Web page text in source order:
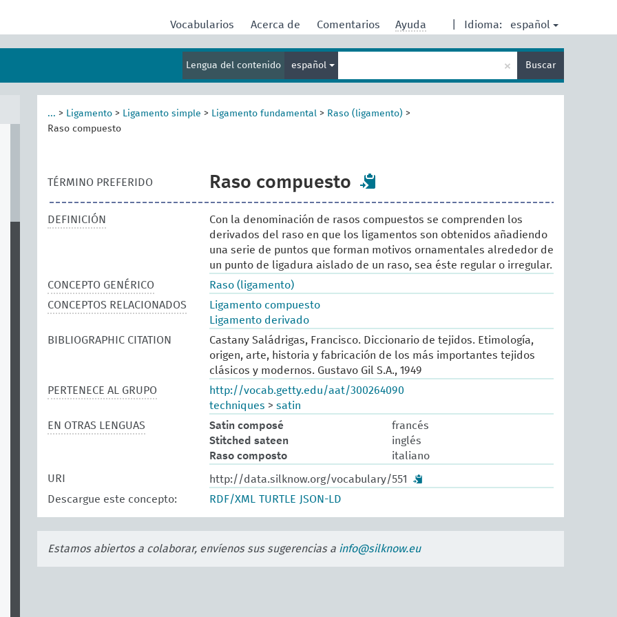
Idioma: español
Vocabularios Acerca de Comentarios Ayuda
Lengua del contenido español
term
× Buscar
... > Ligamento > Ligamento simple > Ligamento fundamental > Raso (ligamento) >
Raso compuesto
TÉRMINO PREFERIDO Raso compuesto
DEFINICIÓN
Con la denominación de rasos compuestos se comprenden los
derivados del raso en que los ligamentos son obtenidos añadiendo
una serie de puntos que forman motivos ornamentales alrededor de
un punto de ligadura aislado de un raso, sea éste regular o irregular.
CONCEPTO GENÉRICO
Raso (ligamento)
CONCEPTOS RELACIONADOS
Ligamento compuesto
Ligamento derivado
BIBLIOGRAPHIC CITATION
Castany Saládrigas, Francisco. Diccionario de tejidos. Etimología,
origen, arte, historia y fabricación de los más importantes tejidos
clásicos y modernos. Gustavo Gil S.A., 1949
PERTENECE AL GRUPO
http://vocab.getty.edu/aat/300264090
techniques > satin
EN OTRAS LENGUAS
Satin composé
francés
Stitched sateen
inglés
Raso composto
italiano
URI
http://data.silknow.org/vocabulary/551
Descargue este concepto:
RDF/XML TURTLE JSON-LD
Estamos abiertos a colaborar, envíenos sus sugerencias a info@silknow.eu